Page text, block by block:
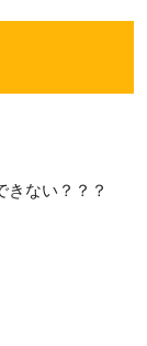
きない？？？